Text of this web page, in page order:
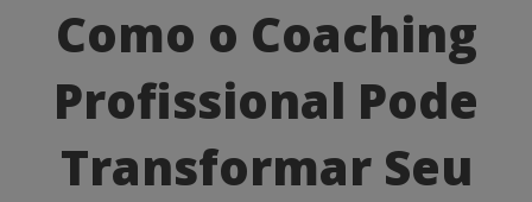
Coaching
Profissional
Pode
Como o Coaching
Profissional Pode
Transformar Seu